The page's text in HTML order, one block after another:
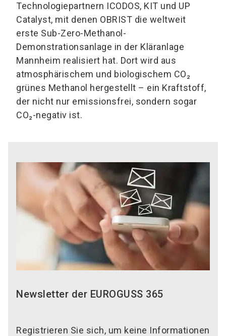
Technologiepartnern ICODOS, KIT und UP
Catalyst, mit denen OBRIST die weltweit
erste Sub-Zero-Methanol-
Demonstrationsanlage in der Kläranlage
Mannheim realisiert hat. Dort wird aus
atmosphärischem und biologischem CO₂
grünes Methanol hergestellt – ein Kraftstoff,
der nicht nur emissionsfrei, sondern sogar
CO₂-negativ ist.
Newsletter der EUROGUSS 365
Registrieren Sie sich, um keine Informationen